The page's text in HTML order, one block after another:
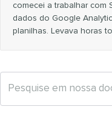
comecei a trabalhar com
dados do Google
planilhas. Levava horas